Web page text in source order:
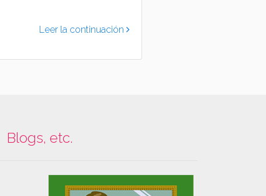
Leer la continuación
Blogs, etc.